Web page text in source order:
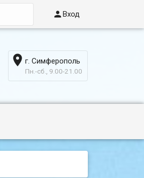
Вход
 г. Симферополь
Пн.-сб., 9.00-21.00